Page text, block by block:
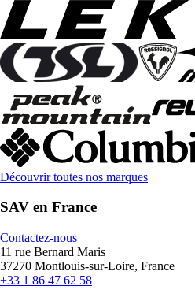
Découvrir toutes nos marques
SAV en France
Contactez-nous
11 rue Bernard Maris
37270 Montlouis-sur-Loire, France
+33 1 86 47 62 58